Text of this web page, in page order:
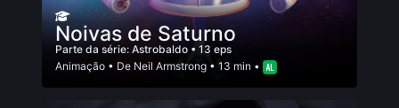
Noivas de Saturno
Parte da série: Astrobaldo • 13 eps
Animação • De Neil Armstrong • 13 min •